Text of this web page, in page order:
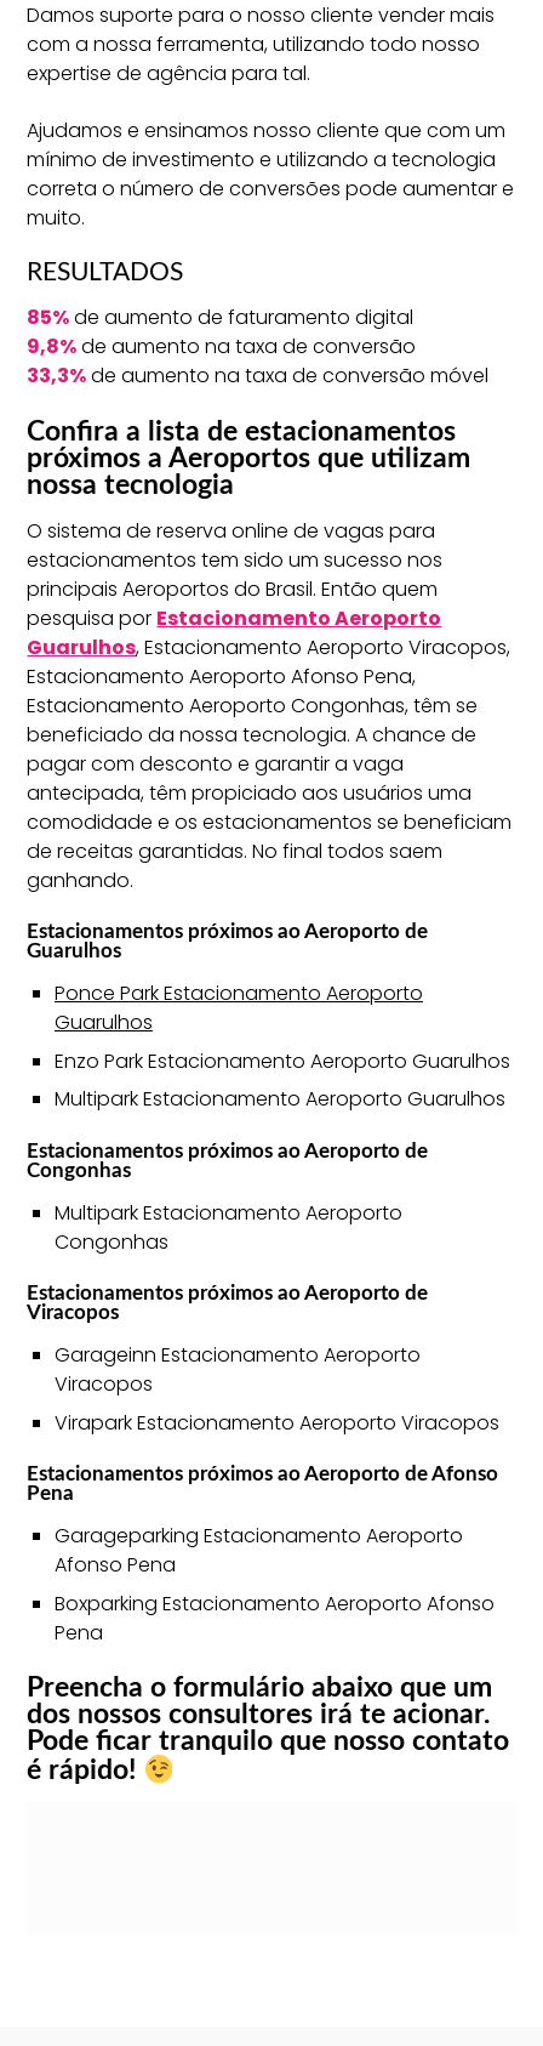
Damos suporte para o nosso cliente vender mais
com a nossa ferramenta, utilizando todo nosso
expertise de agência para tal.
Ajudamos e ensinamos nosso cliente que com um
mínimo de investimento e utilizando a tecnologia
correta o número de conversões pode aumentar e
muito.
RESULTADOS
85%de aumento de faturamento digital
9,8%de aumento na taxa de conversão
33,3%de aumento na taxa de conversão móvel
Confira a lista de estacionamentos
próximos a Aeroportos que utilizam
nossa tecnologia
O sistema de reserva online de vagas para
estacionamentos tem sido um sucesso nos
principais Aeroportos do Brasil. Então quem
pesquisa por Estacionamento Aeroporto
Guarulhos, Estacionamento Aeroporto Viracopos,
Estacionamento Aeroporto Afonso Pena,
Estacionamento Aeroporto Congonhas, têm se
beneficiado da nossa tecnologia. A chance de
pagar com desconto e garantir a vaga
antecipada, têm propiciado aos usuários uma
comodidade e os estacionamentos se beneficiam
de receitas garantidas. No final todos saem
ganhando.
Estacionamentos próximos ao Aeroporto de
Guarulhos
Ponce Park Estacionamento Aeroporto
Guarulhos
Enzo Park Estacionamento Aeroporto Guarulhos
Multipark Estacionamento Aeroporto Guarulhos
Estacionamentos próximos ao Aeroporto de
Congonhas
Multipark Estacionamento Aeroporto
Congonhas
Estacionamentos próximos ao Aeroporto de
Viracopos
Garageinn Estacionamento Aeroporto
Viracopos
Virapark Estacionamento Aeroporto Viracopos
Estacionamentos próximos ao Aeroporto de Afonso
Pena
Garageparking Estacionamento Aeroporto
Afonso Pena
Boxparking Estacionamento Aeroporto Afonso
Pena
Preencha o formulário abaixo que um
dos nossos consultores irá te acionar.
Pode ficar tranquilo que nosso contato
é rápido!